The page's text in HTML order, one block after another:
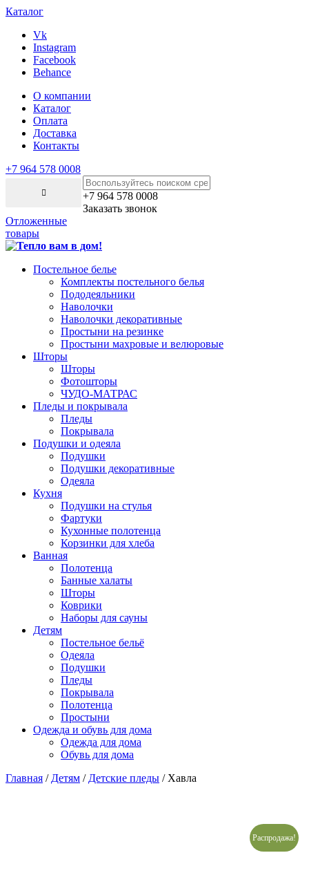
Каталог
Vk
Instagram
Facebook
Behance
О компании
Каталог
Оплата
Доставка
Контакты
+7 964 578 0008
+7 964 578 0008
Заказать звонок
Отложенные
товары
Постельное белье
Комплекты постельного белья
Пододеяльники
Наволочки
Наволочки декоративные
Простыни на резинке
Простыни махровые и велюровые
Шторы
Шторы
Фотошторы
ЧУДО-МАТРАС
Пледы и покрывала
Пледы
Покрывала
Подушки и одеяла
Подушки
Подушки декоративные
Одеяла
Кухня
Подушки на стулья
Фартуки
Кухонные полотенца
Корзинки для хлеба
Ванная
Полотенца
Банные халаты
Шторы
Коврики
Наборы для сауны
Детям
Постельное бельё
Одеяла
Подушки
Пледы
Покрывала
Полотенца
Простыни
Одежда и обувь для дома
Одежда для дома
Обувь для дома
Главная / Детям / Детские пледы / Хавла
Распродажа!